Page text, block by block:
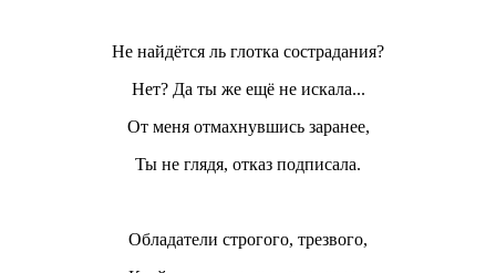
Не найдётся ль глотка сострадания?
Нет? Да ты же ещё не искала...
От меня отмахнувшись заранее,
Ты не глядя, отказ подписала.
Обладатели строгого, трезвого,